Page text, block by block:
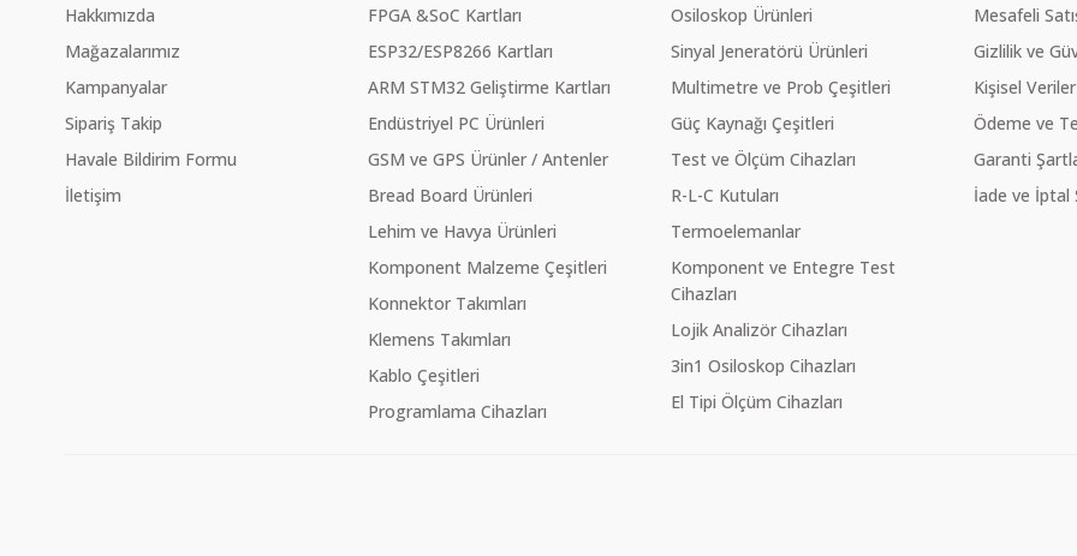
Hakkımızda
Mağazalarımız
Kampanyalar
Sipariş Takip
Havale Bildirim Formu
İletişim
FPGA &SoC Kartları
ESP32/ESP8266 Kartları
ARM STM32 Geliştirme Kartları
Endüstriyel PC Ürünleri
GSM ve GPS Ürünler / Antenler
Bread Board Ürünleri
Lehim ve Havya Ürünleri
Komponent Malzeme Çeşitleri
Konnektor Takımları
Klemens Takımları
Kablo Çeşitleri
Programlama Cihazları
Osiloskop Ürünleri
Sinyal Jeneratörü Ürünleri
Multimetre ve Prob Çeşitleri
Güç Kaynağı Çeşitleri
Test ve Ölçüm Cihazları
R-L-C Kutuları
Termoelemanlar
Komponent ve Entegre Test
Cihazları
Lojik Analizör Cihazları
3in1 Osiloskop Cihazları
El Tipi Ölçüm Cihazları
Mesafeli
Gizlilik ve
Kişisel
Ödeme ve
Garanti
İade ve İptal